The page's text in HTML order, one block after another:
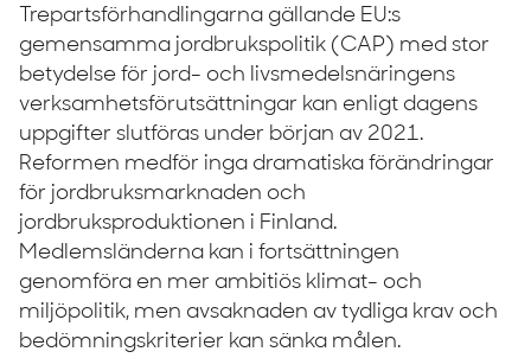
Trepartsförhandlingarna gällande EU:s
gemensamma jordbrukspolitik (CAP) med stor
betydelse för jord- och livsmedelsnäringens
verksamhetsförutsättningar kan enligt dagens
uppgifter slutföras under början av 2021.
Reformen medför inga dramatiska förändringar
för jordbruksmarknaden och
jordbruksproduktionen i Finland.
Medlemsländerna kan i fortsättningen
genomföra en mer ambitiös klimat- och
miljöpolitik, men avsaknaden av tydliga krav och
bedömningskriterier kan sänka målen.